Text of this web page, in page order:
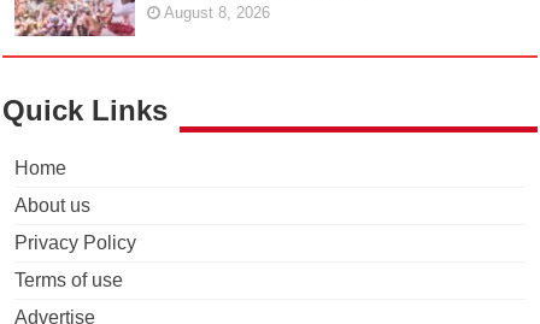
August 8, 2026
Quick Links
Home
About us
Privacy Policy
Terms of use
Advertise